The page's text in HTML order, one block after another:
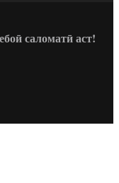
саломатӣ аст!